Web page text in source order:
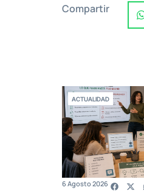
Compartir
ACTUALIDAD
6 Agosto 2026